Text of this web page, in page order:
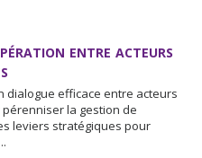
entre acteurs
dialogue efficace entre acteurs
pérenniser la gestion de
leviers stratégiques pour